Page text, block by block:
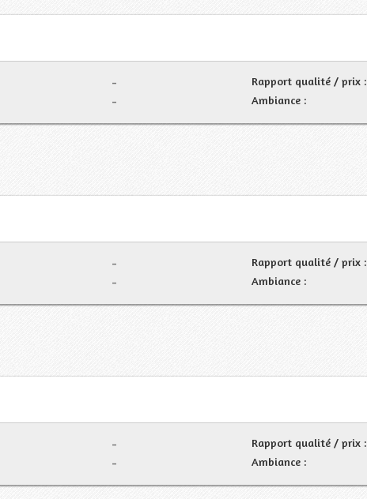
- Rapport qualité / prix :
- Ambiance :
- Rapport qualité / prix :
- Ambiance :
- Rapport qualité / prix :
- Ambiance :